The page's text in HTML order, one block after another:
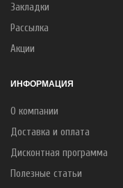
Закладки
Рассылка
Акции
ИНФОРМАЦИЯ
О компании
Доставка и оплата
Дисконтная программа
Полезные статьи